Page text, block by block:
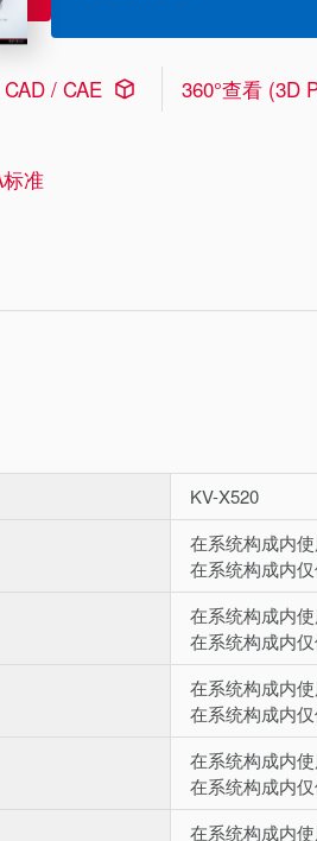
CAD / CAE 360°查看 (3D
准
KV-X520
在系统构成内
在系统构成内
在系统构成内
在系统构成内
在系统构成内
在系统构成内
在系统构成内
在系统构成内
在系统构成内